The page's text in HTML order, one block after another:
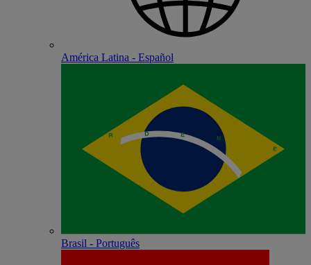
América Latina - Español
Brasil - Português